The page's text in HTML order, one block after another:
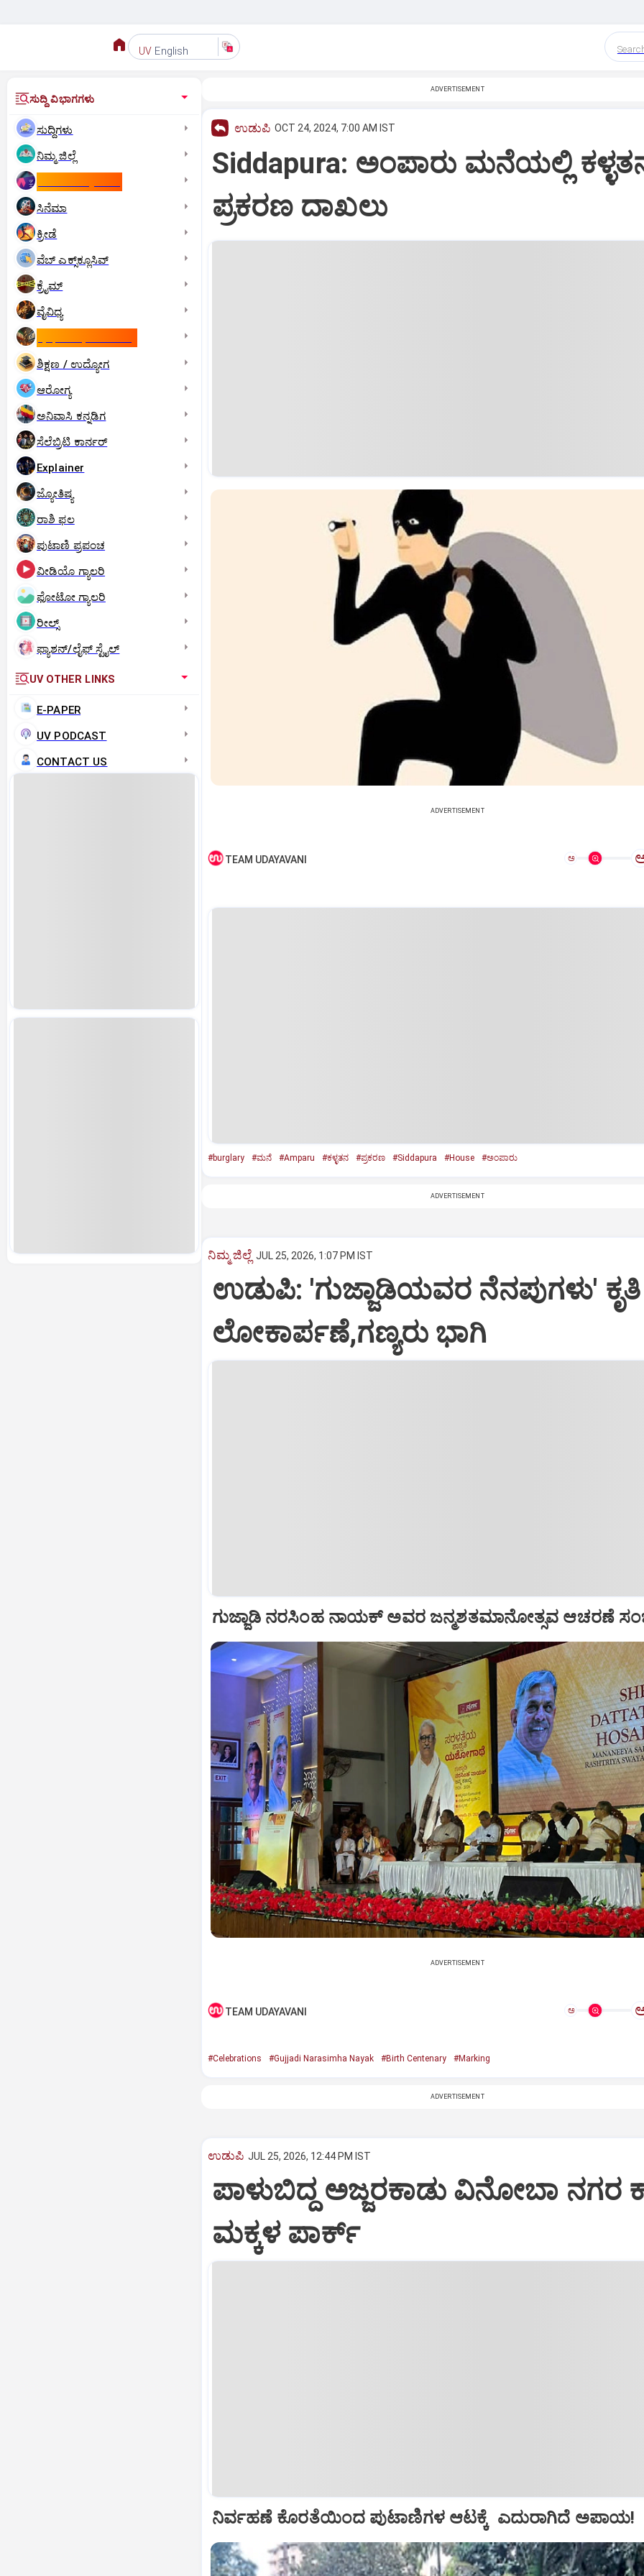
UV English
ಸುದ್ದಿ ವಿಭಾಗಗಳು
ಸುದ್ದಿಗಳು
ನಿಮ್ಮ ಜಿಲ್ಲೆ
ಸಿನೆಮಾ
ಕ್ರೀಡೆ
ವೆಬ್ ಎಕ್ಸ್‌ಕ್ಲೂಸಿವ್
ಕ್ರೈಮ್
ವೈವಿಧ್ಯ
ಶಿಕ್ಷಣ / ಉದ್ಯೋಗ
ಆರೋಗ್ಯ
ಅನಿವಾಸಿ ಕನ್ನಡಿಗ
ಸೆಲೆಬ್ರಿಟಿ ಕಾರ್ನರ್‌
Explainer
ಜ್ಯೋತಿಷ್ಯ
ರಾಶಿ ಫಲ
ಪುಟಾಣಿ ಪ್ರಪಂಚ
ವೀಡಿಯೊ ಗ್ಯಾಲರಿ
ಫೋಟೋ ಗ್ಯಾಲರಿ
ರೀಲ್ಸ್
ಫ್ಯಾಶನ್/ಲೈಫ್‌ ಸ್ಟೈಲ್
UV OTHER LINKS
E-PAPER
UV PODCAST
CONTACT US
ADVERTISEMENT
ಉಡುಪಿ OCT 24, 2024, 7:00 AM IST
Siddapura: ಅಂಪಾರು ಮನೆಯಲ್ಲಿ
ಪ್ರಕರಣ ದಾಖಲು
ADVERTISEMENT
TEAM UDAYAVANI ಅ
#burglary #ಮನೆ #Amparu #ಕಳ್ಳತನ #ಪ್ರಕರಣ #Siddapura #House #ಅಂಪಾರು
ADVERTISEMENT
ನಿಮ್ಮ ಜಿಲ್ಲೆ JUL 25, 2026, 1:07 PM IST
ಉಡುಪಿ: 'ಗುಜ್ಜಾಡಿಯವರ ನೆನಪುಗಳು' ಕೃತಿ
ಲೋಕಾರ್ಪಣೆ,ಗಣ್ಯರು ಭಾಗಿ
ಗುಜ್ಜಾಡಿ ನರಸಿಂಹ ನಾಯಕ್‌ ಅವರ ಜನ್ಮಶತಮಾನೋತ್ಸವ ಆಚರಣೆ
ADVERTISEMENT
TEAM UDAYAVANI ಅ
#Celebrations #Gujjadi Narasimha Nayak #Birth Centenary #Marking
ADVERTISEMENT
ಉಡುಪಿ JUL 25, 2026, 12:44 PM IST
ಪಾಳುಬಿದ್ದ ಅಜ್ಜರಕಾಡು ವಿನೋಬಾ ನಗರ
ಮಕ್ಕಳ ಪಾರ್ಕ್‌
ನಿರ್ವಹಣೆ ಕೊರತೆಯಿಂದ ಪುಟಾಣಿಗಳ ಆಟಕ್ಕೆ ಎದುರಾಗಿದೆ ಅಪಾಯ!